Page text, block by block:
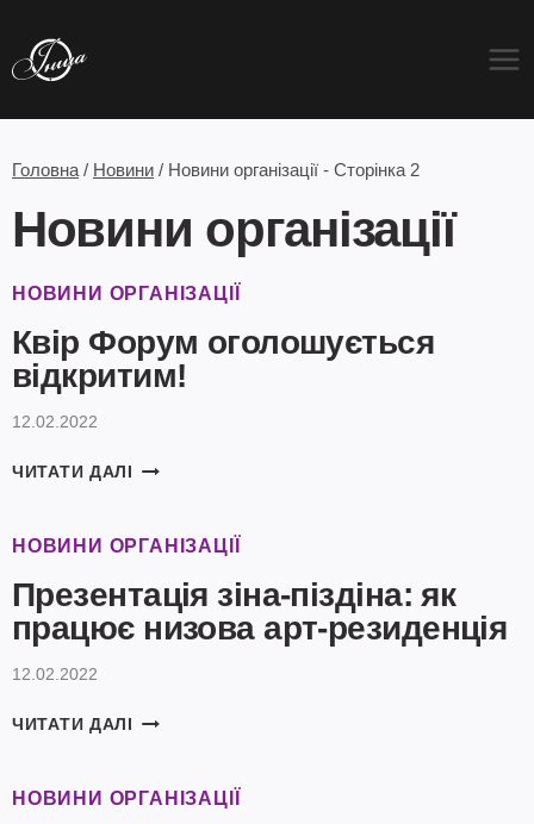
вмісту
Головна / Новини / Новини організації - Сторінка 2
Новини організації
НОВИНИ ОРГАНІЗАЦІЇ
Квір Форум оголошується
відкритим!
12.02.2022
ЧИТАТИ ДАЛІ КВІР
ВІДКРИТИМ!
НОВИНИ ОРГАНІЗАЦІЇ
Презентація зіна-піздіна: як
працює низова арт-резиденція
12.02.2022
ЧИТАТИ ДАЛІ ПРЕЗЕНТАЦІЯ
ЯК
НОВИНИ ОРГАНІЗАЦІЇ